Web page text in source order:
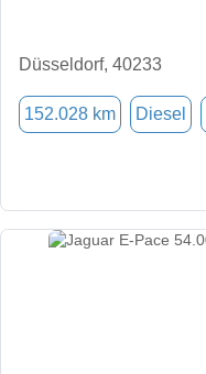
Düsseldorf, 40233
152.028 km Diesel